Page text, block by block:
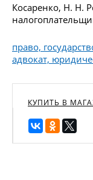
Косаренко, Н. Н.
право,
адвокат,
КУПИТЬ В